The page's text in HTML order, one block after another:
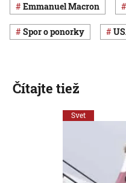
Emmanuel Macron
spor o ponorky
Čítajte tiež
Svet